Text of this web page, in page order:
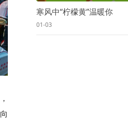
寒风中“柠檬黄”温暖你
01-03